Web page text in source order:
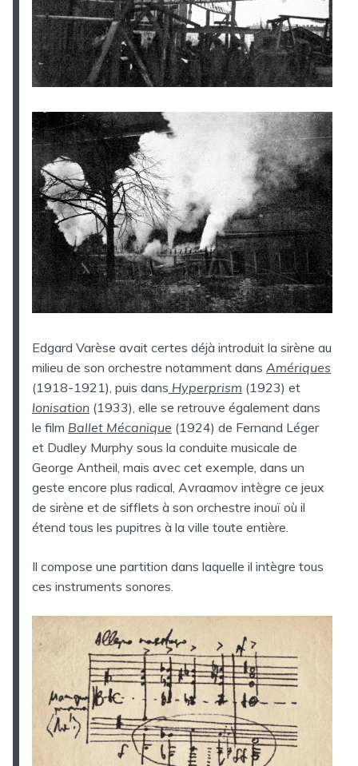
Edgard Varèse avait certes déjà introduit la sirène au
milieu de son orchestre notamment dans Amériques
(1918-1921), puis dans Hyperprism (1923) et
Ionisation (1933), elle se retrouve également dans
le film Ballet Mécanique (1924) de Fernand Léger
et Dudley Murphy sous la conduite musicale de
George Antheil, mais avec cet exemple, dans un
geste encore plus radical, Avraamov intègre ce jeux
de sirène et de sifflets à son orchestre inouï où il
étend tous les pupitres à la ville toute entière.
Il compose une partition dans laquelle il intègre tous
ces instruments sonores.